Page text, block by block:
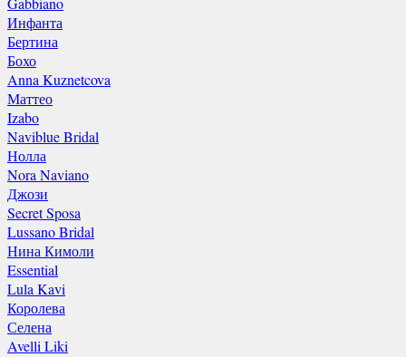
Инфанта
Бертина
Бохо
Anna Kuznetcova
Маттео
Izabo
Naviblue Bridal
Нолла
Nora Naviano
Джози
Secret Sposa
Lussano Bridal
Нина Кимоли
Essential
Lula Kavi
Королева
Селена
Avelli Liki